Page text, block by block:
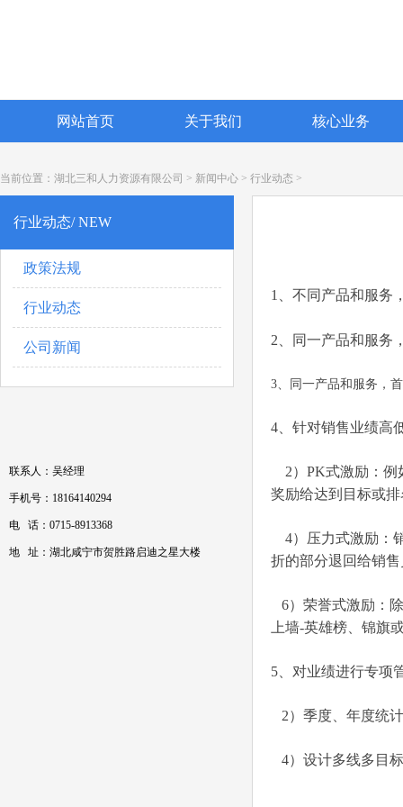
网站首页 关于我们 核心业务
当前位置： 湖北三和人力资源有限公司 > 新闻中心 > 行业动态 >
行业动态/ NEW
政策法规
行业动态
公司新闻
联系人：吴经理
手机号：18164140294
电 话：0715-8913368
地 址：湖北咸宁市贺胜路启迪之星大楼
1、不同产品和服务
2、同一产品和服务
3、同一产品和服务，
4、针对销售业绩高
2）PK式激励：例
奖励给达到目标或
4）压力式激励：
折的部分退回给销
6）荣誉式激励：
上墙-英雄榜、锦旗
5、对业绩进行专项
2）季度、年度统
4）设计多线多目